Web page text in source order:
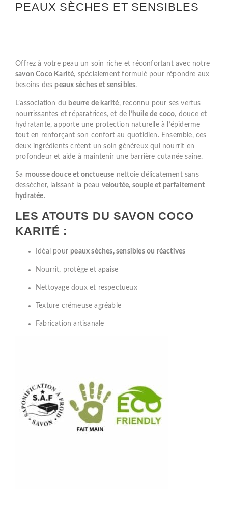
PEAUX SÈCHES ET SENSIBLES
Offrez à votre peau un soin riche et réconfortant avec notre
savon Coco Karité, spécialement formulé pour répondre aux
besoins des peaux sèches et sensibles.
L’association du beurre de karité, reconnu pour ses vertus
nourrissantes et réparatrices, et de l’huile de coco, douce et
hydratante, apporte une protection naturelle à l’épiderme
tout en renforçant son confort au quotidien. Ensemble, ces
deux ingrédients créent un soin généreux qui nourrit en
profondeur et aide à maintenir une barrière cutanée saine.
Sa mousse douce et onctueuse nettoie délicatement sans
dessécher, laissant la peau veloutée, souple et parfaitement
hydratée.
LES ATOUTS DU SAVON COCO
KARITÉ :
Idéal pour peaux sèches, sensibles ou réactives
Nourrit, protège et apaise
Nettoyage doux et respectueux
Texture crémeuse agréable
Fabrication artisanale